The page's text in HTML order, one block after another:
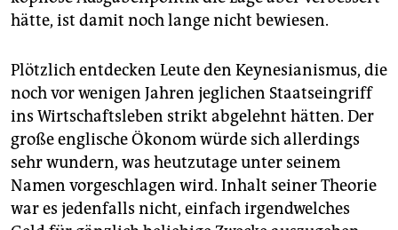
hätte, ist damit noch lange nicht bewiesen.
Plötzlich entdecken Leute den Keynesianismus, die
noch vor wenigen Jahren jeglichen Staatseingriff
ins Wirtschaftsleben strikt abgelehnt hätten. Der
große englische Ökonom würde sich allerdings
sehr wundern, was heutzutage unter seinem
Namen vorgeschlagen wird. Inhalt seiner Theorie
war es jedenfalls nicht, einfach irgendwelches